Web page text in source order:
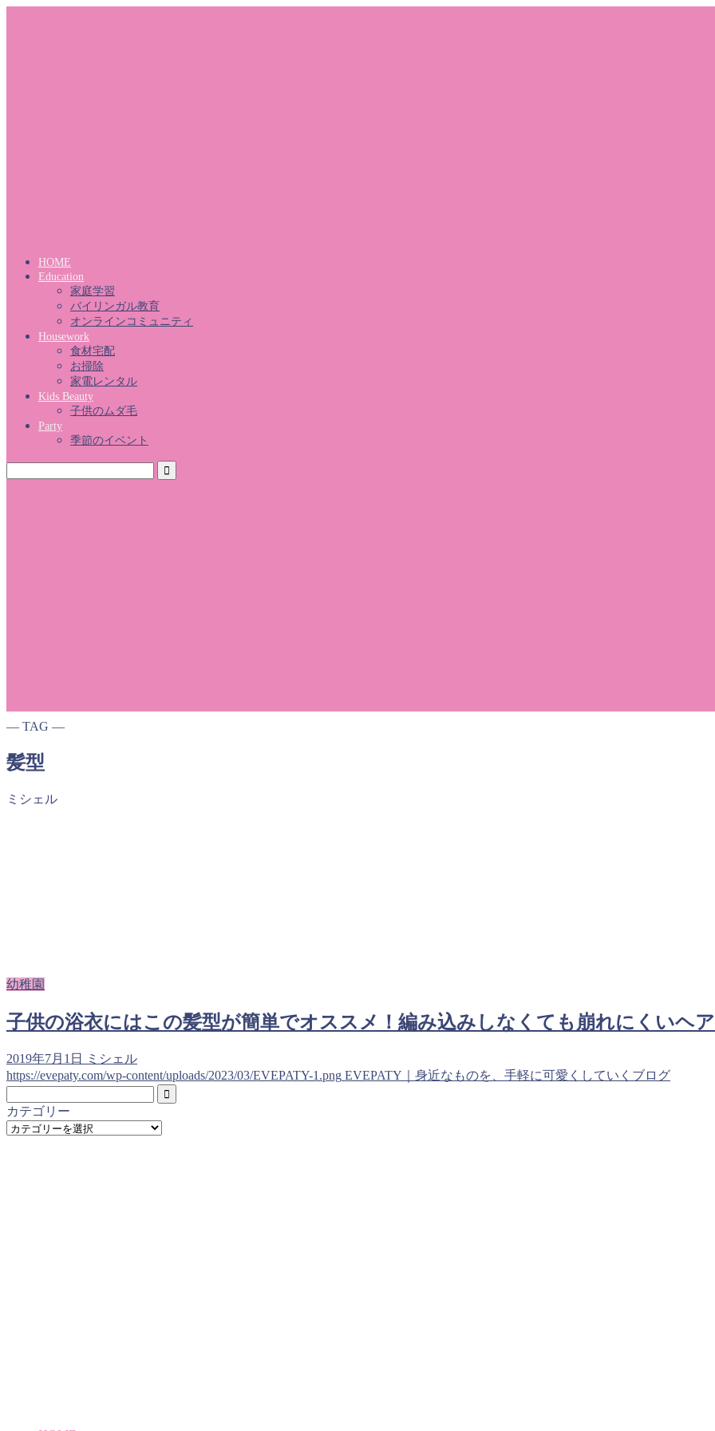
HOME
Education
家庭学習
バイリンガル教育
オンラインコミュニティ
Housework
食材宅配
お掃除
家電レンタル
Kids Beauty
子供のムダ毛
Party
季節のイベント
― TAG ―
髪型
ミシェル
幼稚園
子供の浴衣にはこの髪型が簡単でオススメ！編み込みしなくても崩れにくいヘ
2019年7月1日
ミシェル
https://evepaty.com/wp-content/uploads/2023/03/EVEPATY-1.png EVEPATY｜身近なものを、手軽に可愛くしていくブログ
カテゴリー
カ